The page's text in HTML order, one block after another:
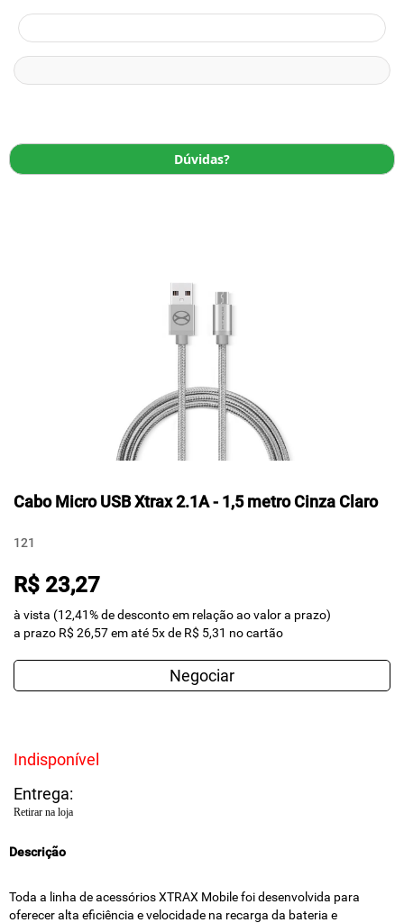
Dúvidas?
Cabo Micro USB Xtrax 2.1A - 1,5 metro Cinza Claro
121
R$ 23,27
à vista (12,41% de desconto em relação ao valor a prazo)
a prazo R$ 26,57 em até 5x de R$ 5,31 no cartão
Negociar
Indisponível
Entrega:
Retirar na loja
Descrição
Toda a linha de acessórios XTRAX Mobile foi desenvolvida para
oferecer alta eficiência e velocidade na recarga da bateria e